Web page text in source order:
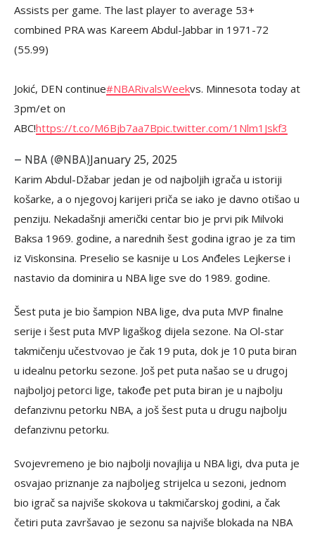
Assists per game. The last player to average 53+
combined PRA was Kareem Abdul-Jabbar in 1971-72
(55.99)
Jokić, DEN continue#NBARivalsWeekvs. Minnesota today at
3pm/et on
ABC!https://t.co/M6Bjb7aa7Bpic.twitter.com/1Nlm1Jskf3
— NBA (@NBA)January 25, 2025
Karim Abdul-Džabar jedan je od najboljih igrača u istoriji
košarke, a o njegovoj karijeri priča se iako je davno otišao u
penziju. Nekadašnji američki centar bio je prvi pik Milvoki
Baksa 1969. godine, a narednih šest godina igrao je za tim
iz Viskonsina. Preselio se kasnije u Los Anđeles Lejkerse i
nastavio da dominira u NBA lige sve do 1989. godine.
Šest puta je bio šampion NBA lige, dva puta MVP finalne
serije i šest puta MVP ligaškog dijela sezone. Na Ol-star
takmičenju učestvovao je čak 19 puta, dok je 10 puta biran
u idealnu petorku sezone. Još pet puta našao se u drugoj
najboljoj petorci lige, takođe pet puta biran je u najbolju
defanzivnu petorku NBA, a još šest puta u drugu najbolju
defanzivnu petorku.
Svojevremeno je bio najbolji novajlija u NBA ligi, dva puta je
osvajao priznanje za najboljeg strijelca u sezoni, jednom
bio igrač sa najviše skokova u takmičarskoj godini, a čak
četiri puta završavao je sezonu sa najviše blokada na NBA